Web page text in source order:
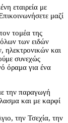
εταιρεία με
μαζί
τομέα της
των ειδών
ηλεκτρονικών και
συνεχώς
όραμα για ένα
την παραγωγή
και με καρφί
την Τσεχία, την